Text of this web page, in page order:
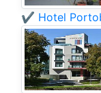
✔️ Hotel